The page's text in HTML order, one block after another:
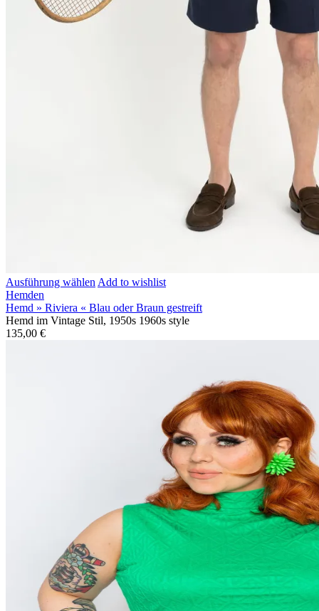
Ausführung wählen Add to wishlist
Hemden
Hemd » Riviera « Blau oder Braun gestreift
Hemd im Vintage Stil, 1950s 1960s style
135,00 €